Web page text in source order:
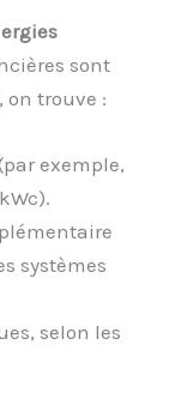
sont
on trouve :
exemple,
systèmes
selon les